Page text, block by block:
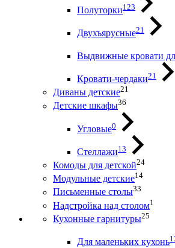
Полуторки123
Двухъярусные21
Выдвижные кровати
Кровати-чердаки21
Диваны детские21
Детские шкафы36
Угловые0
Стеллажи13
Комоды для детской24
Модульные детские14
Письменные столы33
Надстройка над столом1
Кухонные гарнитуры25
Для маленьких кухонь